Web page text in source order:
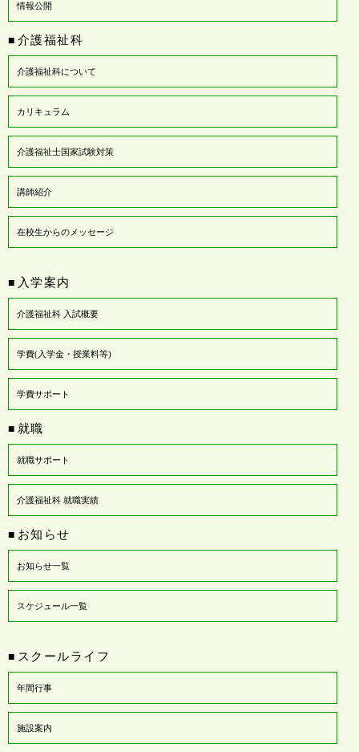
情報公開
■ 介護福祉科
介護福祉科について
カリキュラム
介護福祉士国家試験対策
講師紹介
在校生からのメッセージ
■ 入学案内
介護福祉科 入試概要
学費(入学金・授業料等)
学費サポート
■ 就職
就職サポート
介護福祉科 就職実績
■ お知らせ
お知らせ一覧
スケジュール一覧
■ スクールライフ
年間行事
施設案内